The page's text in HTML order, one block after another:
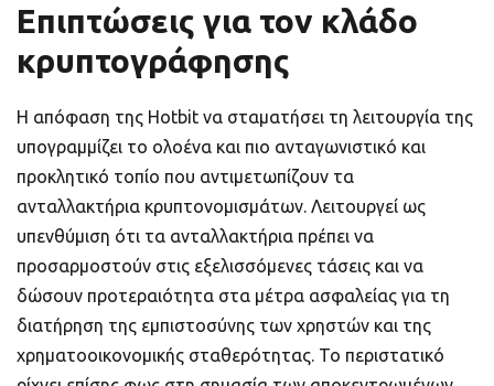
Επιπτώσεις για τον κλάδο
κρυπτογράφησης
Η απόφαση της Hotbit να σταματήσει τη λειτουργία της
υπογραμμίζει το ολοένα και πιο ανταγωνιστικό και
προκλητικό τοπίο που αντιμετωπίζουν τα
ανταλλακτήρια κρυπτονομισμάτων. Λειτουργεί ως
υπενθύμιση ότι τα ανταλλακτήρια πρέπει να
προσαρμοστούν στις εξελισσόμενες τάσεις και να
δώσουν προτεραιότητα στα μέτρα ασφαλείας για τη
διατήρηση της εμπιστοσύνης των χρηστών και της
χρηματοοικονομικής σταθερότητας. Το περιστατικό